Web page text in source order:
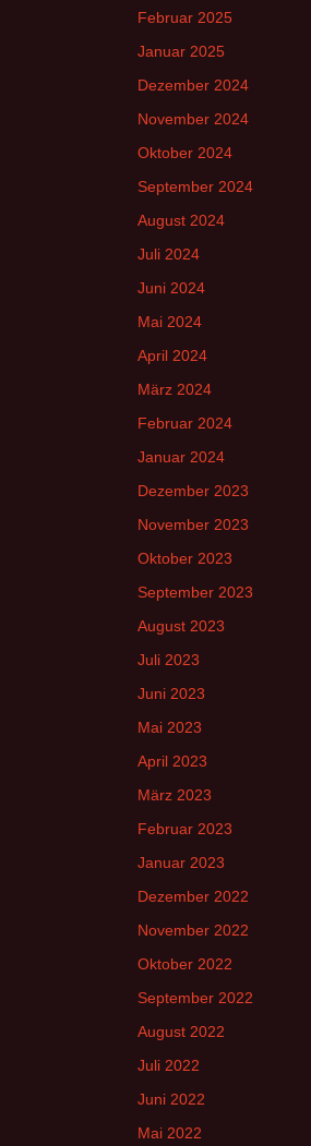
Februar 2025
Januar 2025
Dezember 2024
November 2024
Oktober 2024
September 2024
August 2024
Juli 2024
Juni 2024
Mai 2024
April 2024
März 2024
Februar 2024
Januar 2024
Dezember 2023
November 2023
Oktober 2023
September 2023
August 2023
Juli 2023
Juni 2023
Mai 2023
April 2023
März 2023
Februar 2023
Januar 2023
Dezember 2022
November 2022
Oktober 2022
September 2022
August 2022
Juli 2022
Juni 2022
Mai 2022